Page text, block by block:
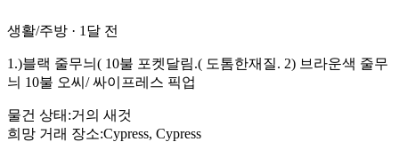
생활/주방 · 1달 전
1.)블랙 줄무늬( 10불 포켓달림.( 도톰한재질. 2) 브라운색 줄무
늬 10불 오씨/ 싸이프레스 픽업
물건 상태 :거의 새것
희망 거래 장소:Cypress, Cypress